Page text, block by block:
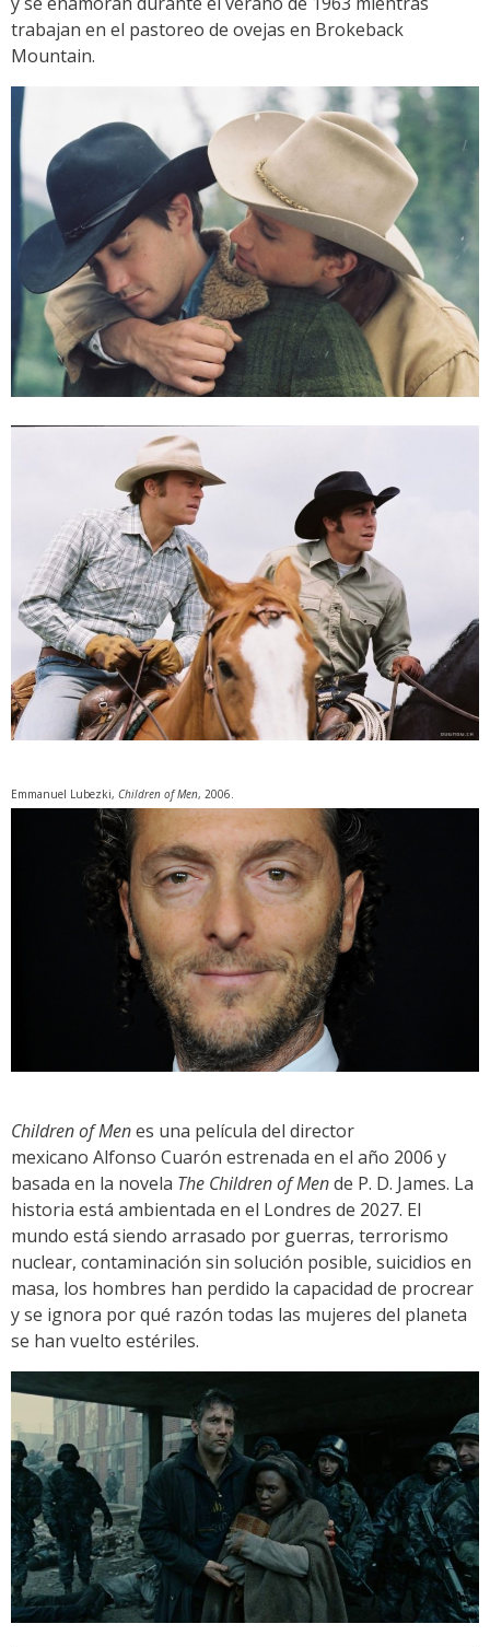
trabajan en el pastoreo de ovejas en Brokeback
Mountain.
Emmanuel Lubezki, Children of Men, 2006.
Children of Menes una película del director
mexicano Alfonso Cuarón estrenada en el año 2006 y
basada en la novela The Children of Mende P. D. James. La
historia está ambientada en el Londres de 2027. El
mundo está siendo arrasado por guerras, terrorismo
nuclear, contaminación sin solución posible, suicidios en
masa, los hombres han perdido la capacidad de procrear
y se ignora por qué razón todas las mujeres del planeta
se han vuelto estériles.